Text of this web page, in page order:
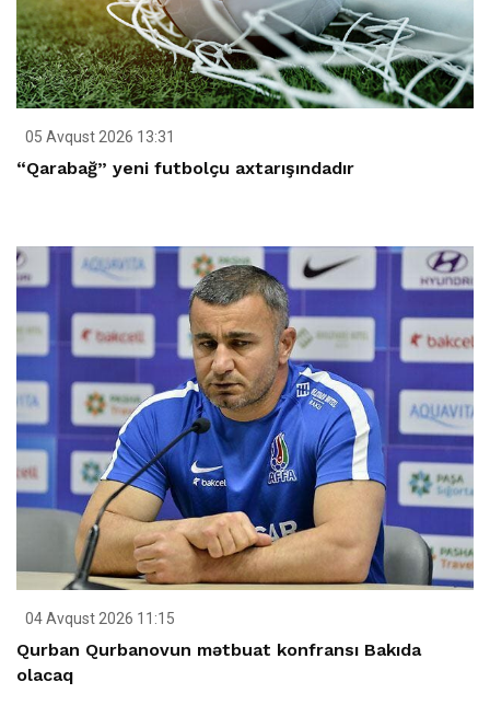
05 Avqust 2026 13:31
“Qarabağ” yeni futbolçu axtarışındadır
04 Avqust 2026 11:15
Qurban Qurbanovun mətbuat konfransı Bakıda
olacaq